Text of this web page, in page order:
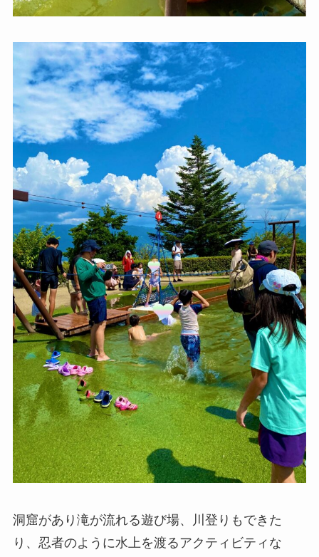
洞窟があり滝が流れる遊び場、川登りもできた
り、忍者のように水上を渡るアクティビティな